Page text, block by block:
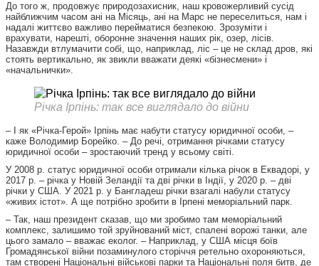
До того ж, продовжує природозахисник, наш кровожерливий сусід
найближчим часом ані на Місяць, ані на Марс не переселиться, нам і
надалі життєво важливо перейматися безпекою. Зрозуміти і
врахувати, нарешті, оборонне значення наших рік, озер, лісів.
Назавжди втлумачити собі, що, наприклад, ліс – це не склад дров, які
стоять вертикально, як звикли вважати деякі «бізнесмени» і
«начальнички».
Річка Ірпінь: так все виглядало до війни
– І як «Річка-Герой» Ірпінь має набути статусу юридичної особи, –
каже Володимир Борейко. – До речі, отримання річками статусу
юридичної особи – зростаючий тренд у всьому світі.
У 2008 р. статус юридичної особи отримали кілька річок в Еквадорі, у
2017 р. – річка у Новій Зеландії та дві річки в Індії, у 2020 р. – дві
річки у США. У 2021 р. у Бангладеш річки взагалі набули статусу
«живих істот». А ще потрібно зробити в Ірпені меморіальний парк.
– Так, наш президент сказав, що ми зробимо там меморіальний
комплекс, залишимо той зруйнований міст, спалені ворожі танки, але
цього замало – вважає еколог. – Наприклад, у США місця боїв
Громадянської війни позаминулого сторіччя ретельно охороняються,
там створені Національні військові парки та Національні поля битв, де